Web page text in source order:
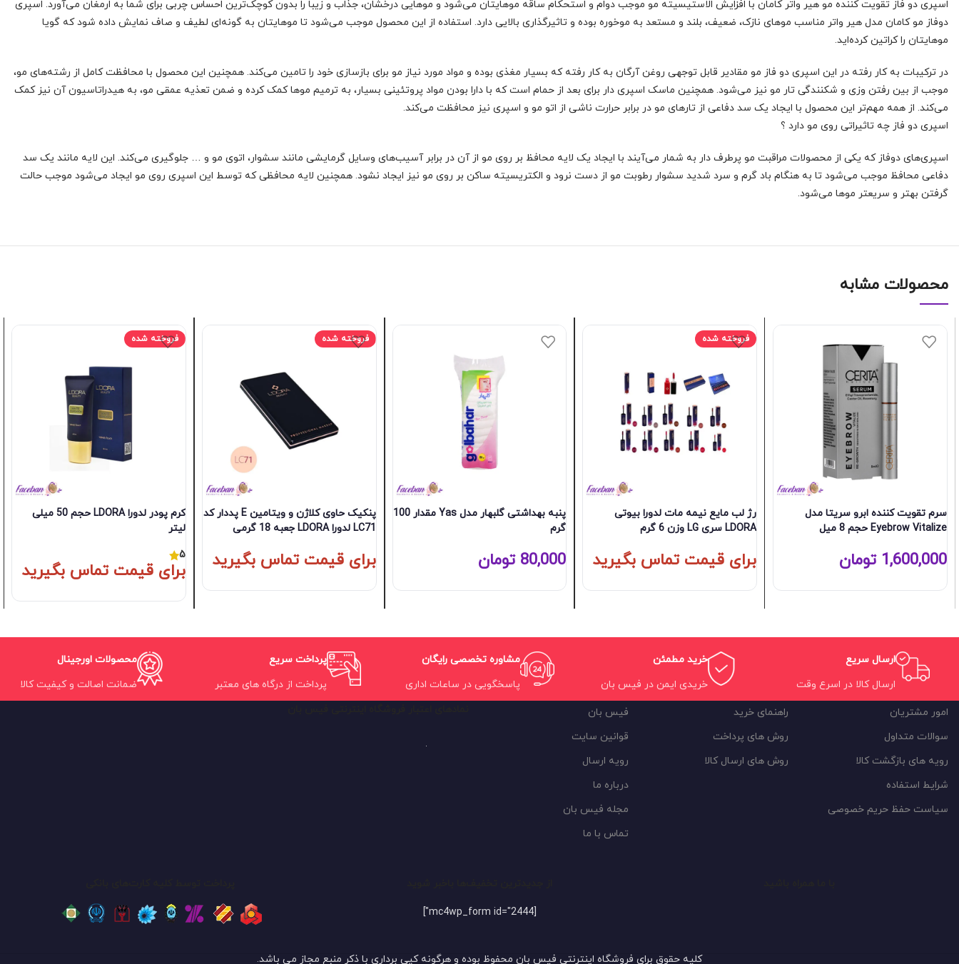
اسپری دو فاز تقویت کننده مو هیر واتر کامان با افزایش الاستیسیته مو موجب دوام و استحکام ساقه موهایتان می‌شود و موهایی درخشان، جذاب و زیبا را بدون کوچک‌ترین احساس چربی برای شما به ارمغان می‌آورد. اسپری
دوفاز مو کامان مدل هیر واتر مناسب موهای نازک، ضعیف، بلند و مستعد به موخوره بوده و تاثیرگذاری بالایی دارد. استفاده از این محصول موجب می‌شود تا موهایتان به گونه‌ای لطیف و صاف نمایش داده شود که گویا
موهایتان را کراتین کرده‌اید.
در ترکیبات به کار رفته در این اسپری دو فاز مو مقادیر قابل توجهی روغن آرگان به کار رفته که بسیار مغذی بوده و مواد مورد نیاز مو برای بازسازی خود را تامین می‌کند. همچنین این محصول با محافظت کامل از رشته‌های مو،
موجب از بین رفتن وزی و شکنندگی تار مو نیز می‌شود. همچنین ماسک اسپری دار برای بعد از حمام است که با دارا بودن مواد پروتئینی بسیار، به ترمیم موها کمک کرده و ضمن تعذیه عمقی مو، به هیدراتاسیون آن نیز کمک
می‌کند. از همه مهم‌تر این محصول با ایجاد یک سد دفاعی از تارهای مو در برابر حرارت ناشی از اتو مو و اسپری نیز محافظت می‌کند.
اسپری دو فاز چه تاثیراتی روی مو دارد ؟
اسپری‌های دوفاز که یکی از محصولات مراقبت مو پرطرف دار به شمار می‌آیند با ایجاد یک لایه محافظ بر روی مو از آن در برابر آسیب‌های وسایل گرمایشی مانند سشوار، اتوی مو و … جلوگیری می‌کند. این لایه مانند یک سد
دفاعی محافظ موجب می‌شود تا به هنگام باد گرم و سرد شدید سشوار رطوبت مو از دست نرود و الکتریسیته ساکن بر روی مو نیز ایجاد نشود. همچنین لایه محافظی که توسط این اسپری روی مو ایجاد می‌شود موجب حالت
گرفتن بهتر و سریعتر موها می‌شود.
محصولات مشابه
سرم تقویت کننده ابرو سریتا مدل
Eyebrow Vitalize حجم 8 میل
1,600,000 تومان
فروخته شده
رژ لب مایع نیمه مات لدورا بیوتی
LDORA سری LG وزن 6 گرم
برای قیمت تماس بگیرید
پنبه بهداشتی گلبهار مدل Yas مقدار 100
گرم
80,000 تومان
فروخته شده
پنکیک حاوی کلاژن و ویتامین E پددار کد
LC71 لدورا LDORA جعبه 18 گرمی
برای قیمت تماس بگیرید
فروخته شده
کرم پودر لدورا LDORA حجم 50 میلی
لیتر
5
برای قیمت تماس بگیرید
محصولات اورجینال
ضمانت اصالت و کیفیت کالا
پرداخت سریع
پرداخت از درگاه های معتبر
مشاوره تخصصی رایگان
پاسخگویی در ساعات اداری
خرید مطمئن
خریدی ایمن در فیس بان
ارسال سریع
ارسال کالا در اسرع وقت
امور مشتریان
سوالات متداول
رویه های بازگشت کالا
شرایط استفاده
سیاست حفظ حریم خصوصی
راهنمای خرید
روش های پرداخت
روش های ارسال کالا
فیس بان
قوانین سایت
رویه ارسال
درباره ما
مجله فیس بان
تماس با ما
[mc4wp_form id="2444"]
کلیه حقوق برای فروشگاه اینترنتی فیس بان محفوظ بوده و هرگونه کپی برداری با ذکر منبع مجاز می باشد.